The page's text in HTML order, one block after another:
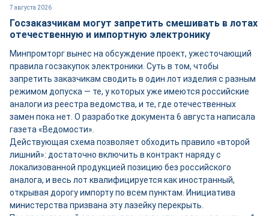
7 августа 2026
Госзаказчикам могут запретить смешивать в лотах
отечественную и импортную электронику
Минпромторг вынес на обсуждение проект, ужесточающий
правила госзакупок электроники. Суть в том, чтобы
запретить заказчикам сводить в один лот изделия с разным
режимом допуска — те, у которых уже имеются российские
аналоги из реестра ведомства, и те, где отечественных
замен пока нет. О разработке документа 6 августа написала
газета «Ведомости».
Действующая схема позволяет обходить правило «второй
лишний»: достаточно включить в контракт наряду с
локализованной продукцией позицию без российского
аналога, и весь лот квалифицируется как иностранный,
открывая дорогу импорту по всем пунктам. Инициатива
министерства призвана эту лазейку перекрыть.